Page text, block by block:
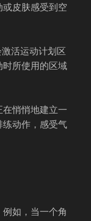
皮肤感受到空
活运动计划区
所使用的区域
悄悄地建立一
动作，感受气
如，当一个角